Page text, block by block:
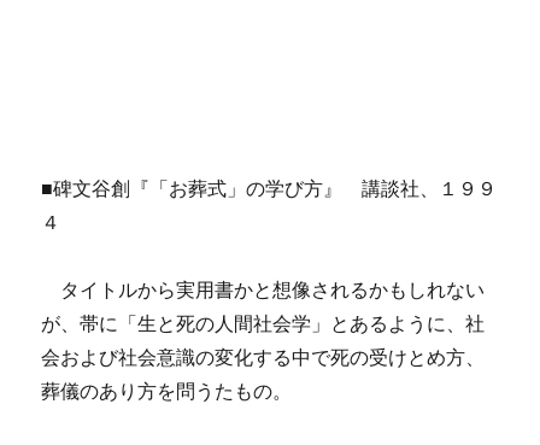
■碑文谷創『「お葬式」の学び方』 講談社、１９９
４
タイトルから実用書かと想像されるかもしれない
が、帯に「生と死の人間社会学」とあるように、社
会および社会意識の変化する中で死の受けとめ方、
葬儀のあり方を問うたもの。